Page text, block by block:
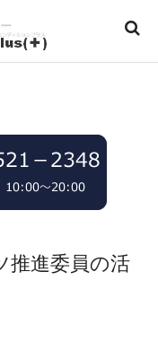
推進委員の活